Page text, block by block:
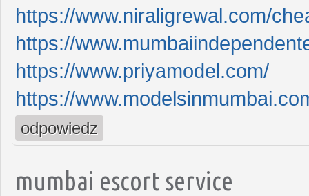
https://www.niraligrewal.com/
https://
https://www.priyamodel.com/
https://
odpowiedz
mumbai escort service